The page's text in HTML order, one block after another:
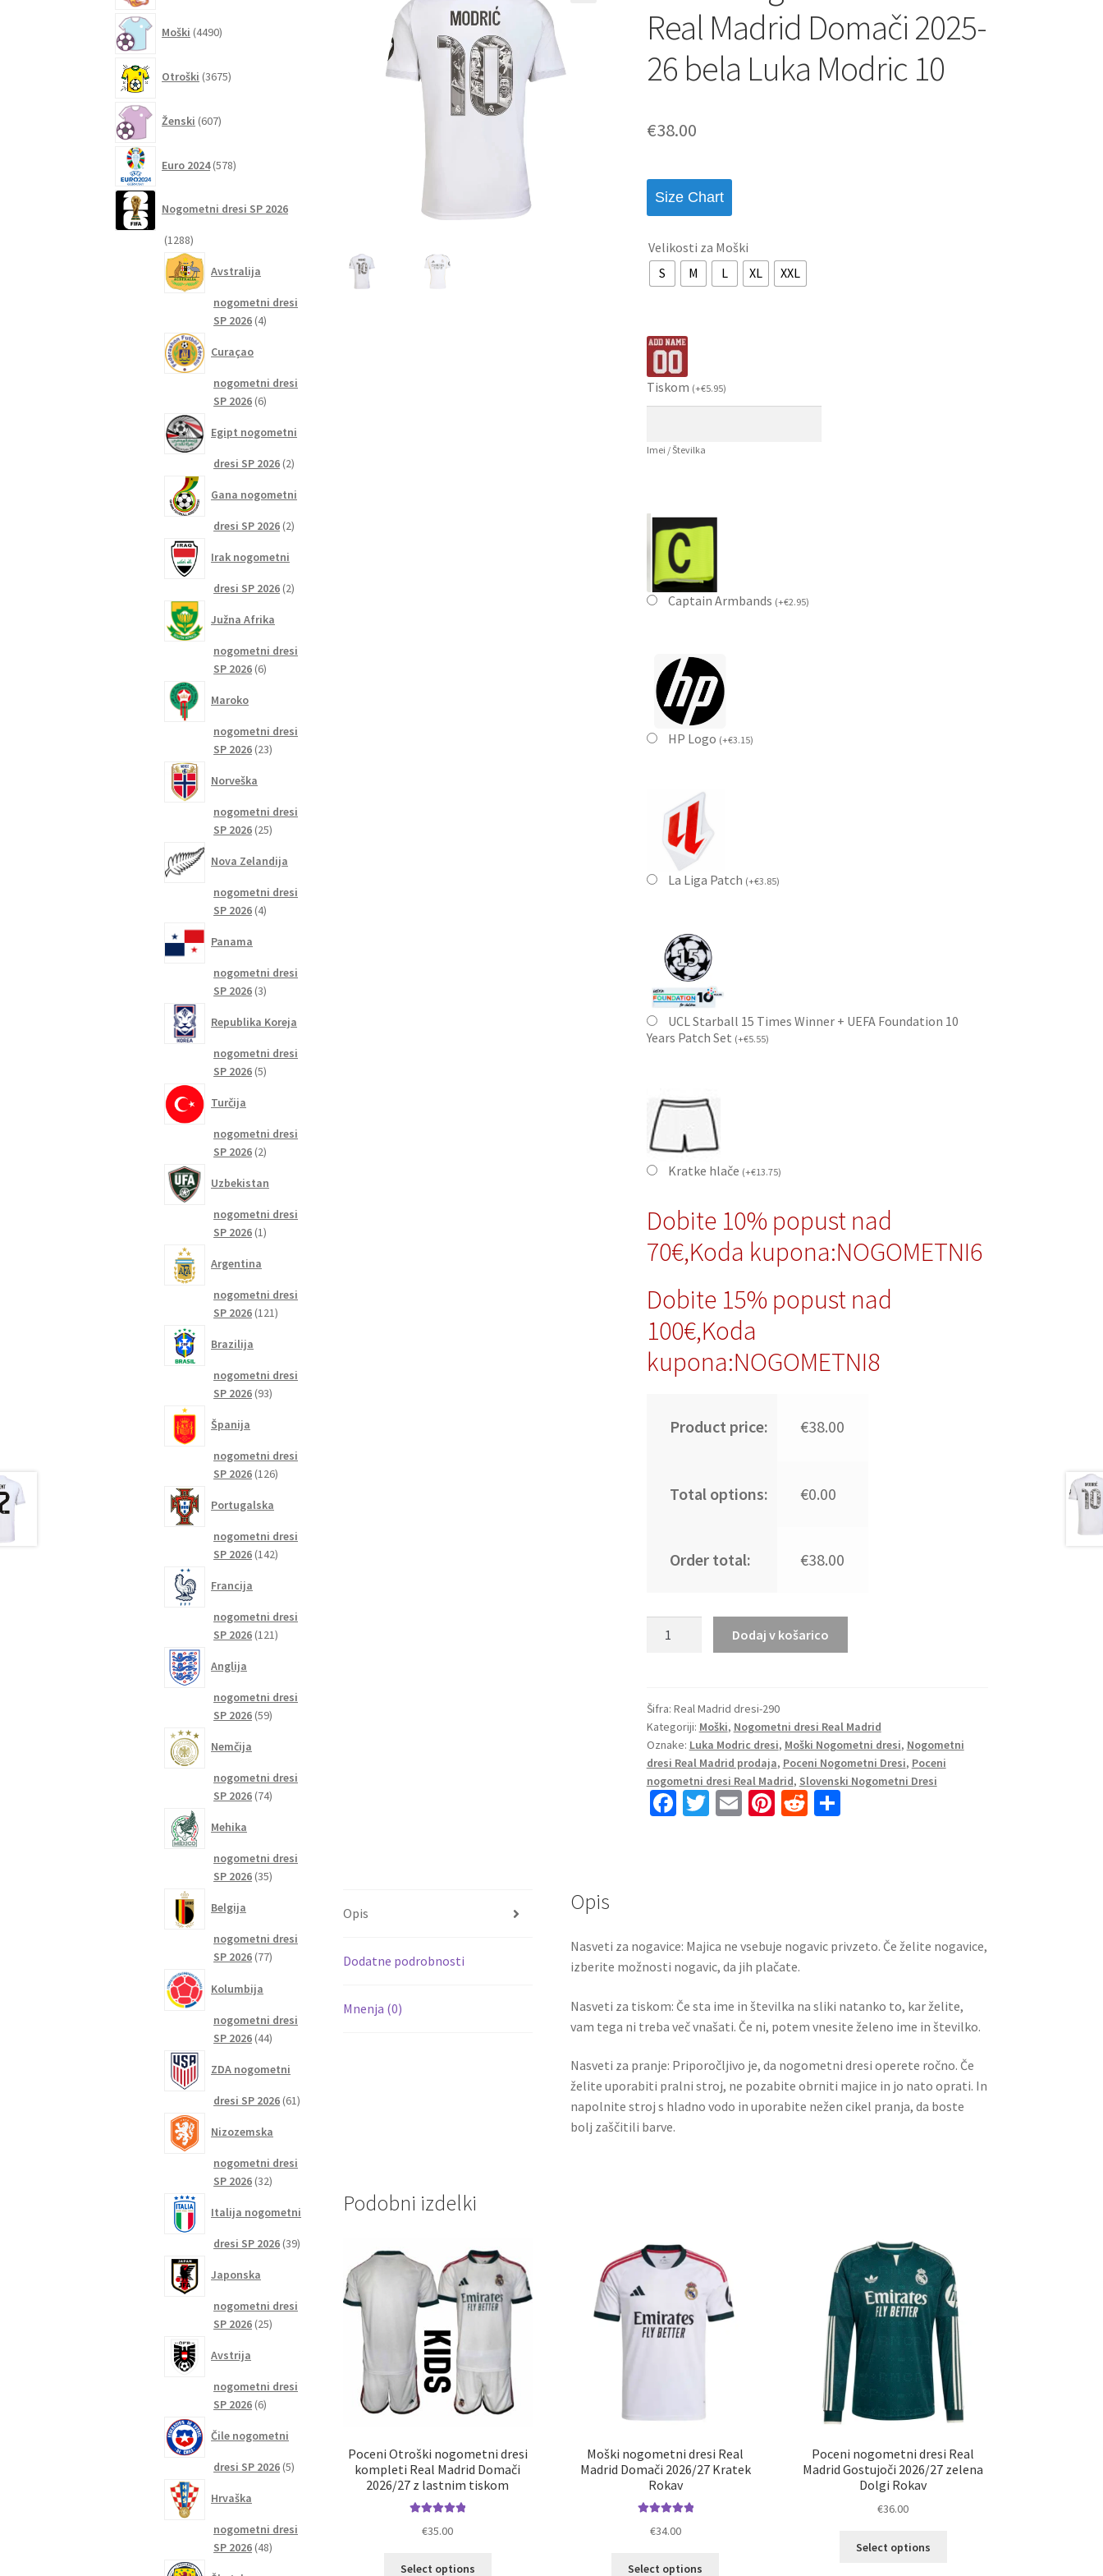
Real Madrid Domači 2025-
26 bela Luka Modric 10
€38.00
Size Chart
Velikosti za Moški
S
M L XL XXL
Tiskom (+€5.95)
Imei / Številka
Captain Armbands (+€2.95)
HP Logo (+€3.15)
La Liga Patch (+€3.85)
UCL Starball 15 Times Winner + UEFA Foundation 10
Years Patch Set (+€5.55)
Kratke hlače (+€13.75)
Dobite 10% popust nad
70€,Koda kupona:NOGOMETNI6
Dobite 15% popust nad
100€,Koda
kupona:NOGOMETNI8
Product price: €38.00
Total options: €0.00
Order total: €38.00
Madrid
Domači
2025-
26
bela
Luka
Dodaj v košarico
Šifra: Real Madrid dresi-290
Kategoriji: Moški, Nogometni dresi Real Madrid
Oznake: Luka Modric dresi, Moški Nogometni dresi, Nogometni
dresi Real Madrid prodaja, Poceni Nogometni Dresi, Poceni
nogometni dresi Real Madrid, Slovenski Nogometni Dresi
Fa
k
T E Pi R S
Opis
Dodatne podrobnosti
Mnenja (0)
Opis
Nasveti za nogavice: Majica ne vsebuje nogavic privzeto. Če želite nogavice,
izberite možnosti nogavic, da jih plačate.
Nasveti za tiskom: Če sta ime in številka na sliki natanko to, kar želite,
vam tega ni treba več vnašati. Če ni, potem vnesite želeno ime in številko.
Nasveti za pranje: Priporočljivo je, da nogometni dresi operete ročno. Če
želite uporabiti pralni stroj, ne pozabite obrniti majice in jo nato oprati. In
napolnite stroj s hladno vodo in uporabite nežen cikel pranja, da boste
bolj zaščitili barve.
Podobni izdelki
Poceni Otroški nogometni dresi
kompleti Real Madrid Domači
2026/27 z lastnim tiskom
5.00od 5
€35.00
Select options
Moški nogometni dresi Real
Madrid Domači 2026/27 Kratek
Rokav
5.00 od 5
€34.00
Select options
Poceni nogometni dresi Real
Madrid Gostujoči 2026/27 zelena
Dolgi Rokav
€36.00
Select options
Moški 4490izdelkov
Otroški 3675izdelkov
Ženski 607izdelkov
Euro 2024 578izdelkov
Nogometni dresi SP 2026
12881288
izdelkov
Avstralija
nogometni dresi
SP 2026 44
Curaçao
nogometni dresi
SP 2026 66
Egipt nogometni
dresi SP 2026 22
Gana nogometni
dresi SP 2026 22
Irak nogometni
dresi SP 2026 22
Južna Afrika
nogometni dresi
SP 2026 66
Maroko
nogometni dresi
SP 2026 2323
Norveška
nogometni dresi
SP 2026 2525
Nova Zelandija
nogometni dresi
SP 2026 44
Panama
nogometni dresi
SP 2026 33
Republika Koreja
nogometni dresi
SP 2026 55
Turčija
nogometni dresi
SP 2026 22
Uzbekistan
nogometni dresi
SP 2026 11
Argentina
nogometni dresi
SP 2026 121121
Brazilija
nogometni dresi
SP 2026 9393
Španija
nogometni dresi
SP 2026 126126
Portugalska
nogometni dresi
SP 2026 142142
Francija
nogometni dresi
SP 2026 121121
Anglija
nogometni dresi
SP 2026 5959
Nemčija
nogometni dresi
SP 2026 7474
Mehika
nogometni dresi
SP 2026 3535
Belgija
nogometni dresi
SP 2026 7777
Kolumbija
nogometni dresi
SP 2026 4444
ZDA nogometni
dresi SP 2026 6161
Nizozemska
nogometni dresi
SP 2026 3232
Italija nogometni
dresi SP 2026 3939
Japonska
nogometni dresi
SP 2026 2525
Avstrija
nogometni dresi
SP 2026 66
Čile nogometni
dresi SP 2026 55
Hrvaška
nogometni dresi
SP 2026 4848